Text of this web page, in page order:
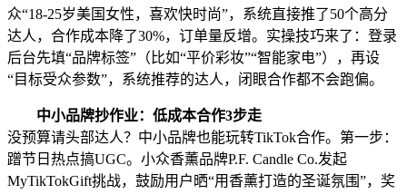
众“18-25岁美国女性，喜欢快时尚”，系统直接推了50个高分
达人，合作成本降了30%，订单量反增。实操技巧来了：登录
后台先填“品牌标签”（比如“平价彩妆”“智能家电”），再设
“目标受众参数”，系统推荐的达人，闭眼合作都不会跑偏。
中小品牌抄作业：低成本合作3步走
没预算请头部达人？中小品牌也能玩转TikTok合作。第一步：
蹭节日热点搞UGC。小众香薰品牌P.F. Candle Co.发起
MyTikTokGift挑战，鼓励用户晒“用香薰打造的圣诞氛围”，奖